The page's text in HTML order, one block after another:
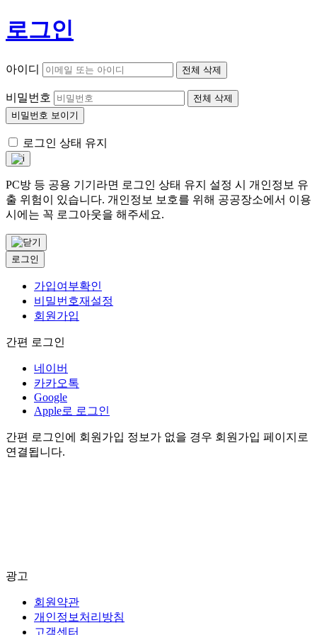
로그인
아이디 전체 삭제
비밀번호
전체 삭제
비밀번호 보이기
로그인 상태 유지
PC방 등 공용 기기라면 로그인 상태 유지 설정 시 개인정보 유
출 위험이 있습니다. 개인정보 보호를 위해 공공장소에서 이용
시에는 꼭 로그아웃을 해주세요.
로그인
가입여부확인
비밀번호재설정
회원가입
간편 로그인
네이버
카카오톡
Google
Apple로 로그인
간편 로그인에 회원가입 정보가 없을 경우 회원가입 페이지로
연결됩니다.
광고
회원약관
개인정보처리방침
고객센터